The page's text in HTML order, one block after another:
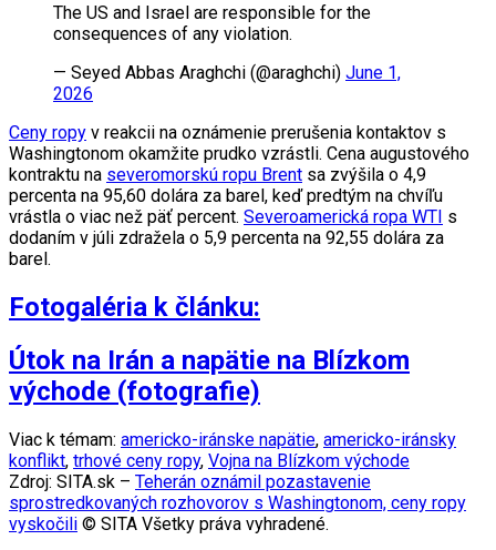
The US and Israel are responsible for the
consequences of any violation.
— Seyed Abbas Araghchi (@araghchi) June 1,
2026
Ceny ropy v reakcii na oznámenie prerušenia kontaktov s
Washingtonom okamžite prudko vzrástli. Cena augustového
kontraktu na severomorskú ropu Brent sa zvýšila o 4,9
percenta na 95,60 dolára za barel, keď predtým na chvíľu
vrástla o viac než päť percent. Severoamerická ropa WTI s
dodaním v júli zdražela o 5,9 percenta na 92,55 dolára za
barel.
Fotogaléria k článku:
Útok na Irán a napätie na Blízkom
východe (fotografie)
Viac k témam: americko-iránske napätie, americko-iránsky
konflikt, trhové ceny ropy, Vojna na Blízkom východe
Zdroj: SITA.sk – Teherán oznámil pozastavenie
sprostredkovaných rozhovorov s Washingtonom, ceny ropy
vyskočili © SITA Všetky práva vyhradené.